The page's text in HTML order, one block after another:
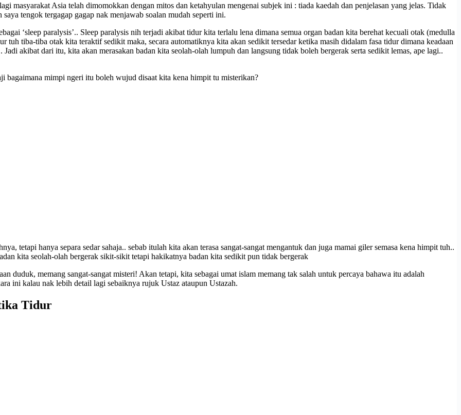
masyarakat Asia telah dimomokkan dengan mitos dan ketahyulan mengenai subjek ini : tiada kaedah dan penjelasan yang jelas. Tidak
tengok tergagap gagap nak menjawab soalan mudah seperti ini.
‘sleep paralysis’.. Sleep paralysis nih terjadi akibat tidur kita terlalu lena dimana semua organ badan kita berehat kecuali otak (medulla
tuh tiba-tiba otak kita teraktif sedikit maka, secara automatiknya kita akan sedikit tersedar ketika masih didalam fasa tidur dimana keadaan
akibat dari itu, kita akan merasakan badan kita seolah-olah lumpuh dan langsung tidak boleh bergerak serta sedikit lemas, ape lagi..
bagaimana mimpi ngeri itu boleh wujud disaat kita kena himpit tu misterikan?
tetapi hanya separa sedar sahaja.. sebab itulah kita akan terasa sangat-sangat mengantuk dan juga mamai giler semasa kena himpit tuh..
kita seolah-olah bergerak sikit-sikit tetapi hakikatnya badan kita sedikit pun tidak bergerak
duduk, memang sangat-sangat misteri! Akan tetapi, kita sebagai umat islam memang tak salah untuk percaya bahawa itu adalah
ini kalau nak lebih detail lagi sebaiknya rujuk Ustaz ataupun Ustazah.
Tidur